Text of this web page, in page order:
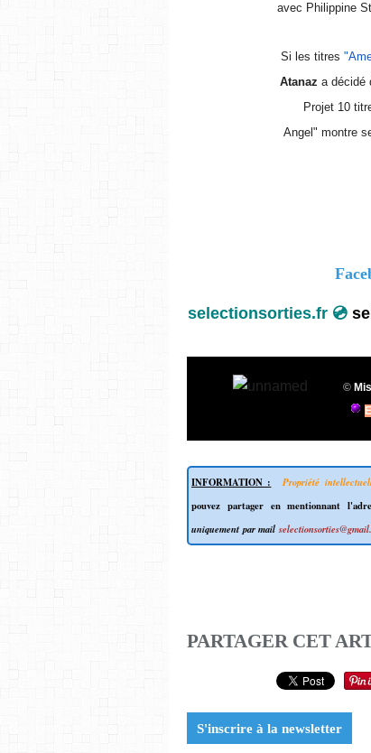
avec Philippine
Si les titres
Atanaz a décidé
Projet 10
Angel" montre
selectionsorties.fr 💿
©
INFORMATION : Propriété
pouvez partager en mentionnant
uniquement par mail
PARTAGER CET
S'inscrire à la newsletter